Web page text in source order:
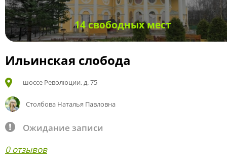
14 свободных мест
Ильинская слобода
шоссе Революции, д. 75
Столбова Наталья Павловна
Ожидание записи
0 отзывов